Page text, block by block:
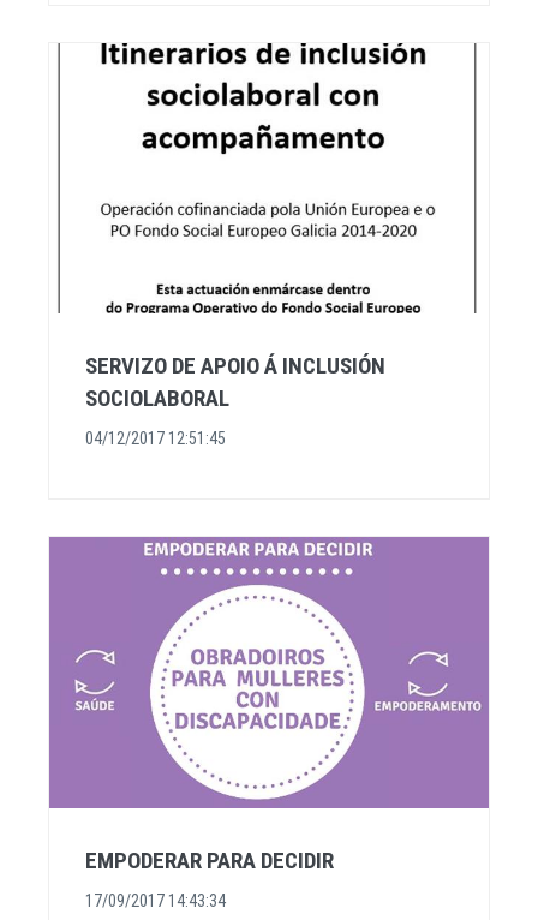
SERVIZO DE APOIO Á INCLUSIÓN
SOCIOLABORAL
04/12/2017 12:51:45
EMPODERAR PARA DECIDIR
17/09/2017 14:43:34